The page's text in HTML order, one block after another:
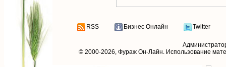
RSS Бизнес Онлайн Twitter
© 2000-2026, Фураж Он-Лайн. Использование